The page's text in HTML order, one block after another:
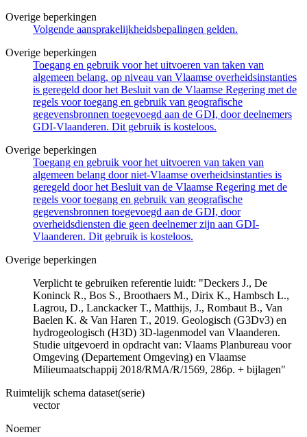
Overige beperkingen
Volgende aansprakelijkheidsbepalingen gelden.
Overige beperkingen
Toegang en gebruik voor het uitvoeren van taken van
algemeen belang, op niveau van Vlaamse overheidsinstanties
is geregeld door het Besluit van de Vlaamse Regering met de
regels voor toegang en gebruik van geografische
gegevensbronnen toegevoegd aan de GDI, door deelnemers
GDI-Vlaanderen. Dit gebruik is kosteloos.
Overige beperkingen
Toegang en gebruik voor het uitvoeren van taken van
algemeen belang door niet-Vlaamse overheidsinstanties is
geregeld door het Besluit van de Vlaamse Regering met de
regels voor toegang en gebruik van geografische
gegevensbronnen toegevoegd aan de GDI, door
overheidsdiensten die geen deelnemer zijn aan GDI-
Vlaanderen. Dit gebruik is kosteloos.
Overige beperkingen
Verplicht te gebruiken referentie luidt: "Deckers J., De
Koninck R., Bos S., Broothaers M., Dirix K., Hambsch L.,
Lagrou, D., Lanckacker T., Matthijs, J., Rombaut B., Van
Baelen K. & Van Haren T., 2019. Geologisch (G3Dv3) en
hydrogeologisch (H3D) 3D-lagenmodel van Vlaanderen.
Studie uitgevoerd in opdracht van: Vlaams Planbureau voor
Omgeving (Departement Omgeving) en Vlaamse
Milieumaatschappij 2018/RMA/R/1569, 286p. + bijlagen"
Ruimtelijk schema dataset(serie)
vector
Noemer